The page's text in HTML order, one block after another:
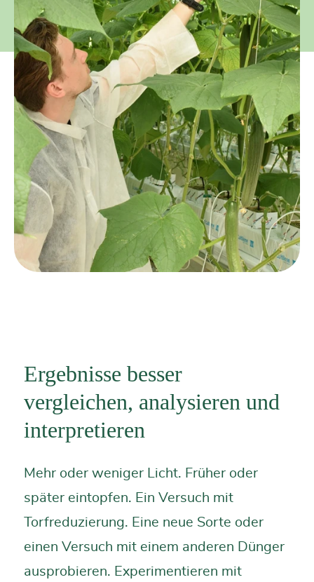
Ergebnisse besser
vergleichen, analysieren und
interpretieren
Mehr oder weniger Licht. Früher oder
später eintopfen. Ein Versuch mit
Torfreduzierung. Eine neue Sorte oder
einen Versuch mit einem anderen Dünger
ausprobieren. Experimentieren mit